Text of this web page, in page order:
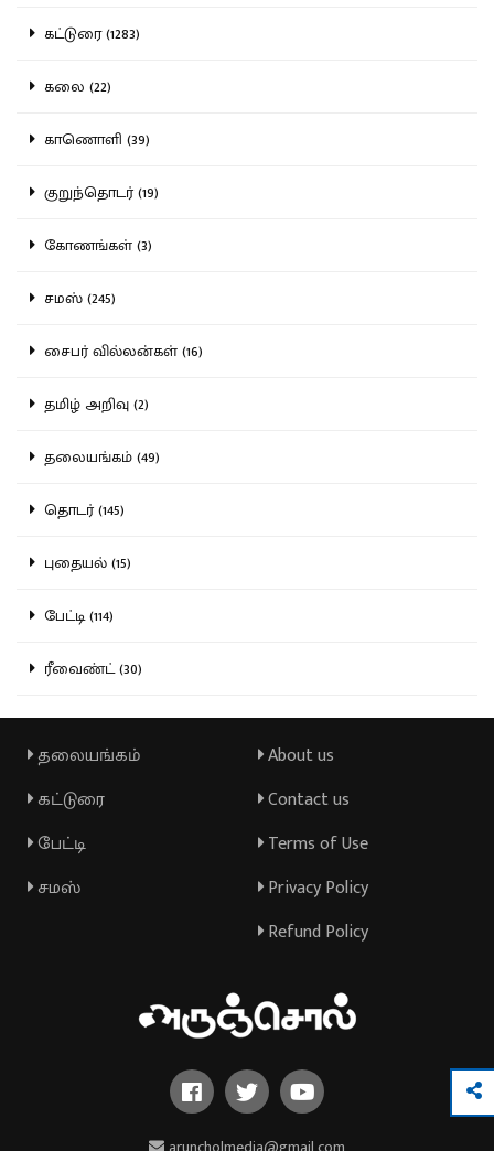
கட்டுரை (1283)
கலை (22)
காணொளி (39)
குறுந்தொடர் (19)
கோணங்கள் (3)
சமஸ் (245)
சைபர் வில்லன்கள் (16)
தமிழ் அறிவு (2)
தலையங்கம் (49)
தொடர் (145)
புதையல் (15)
பேட்டி (114)
ரீவைண்ட் (30)
தலையங்கம்
கட்டுரை
பேட்டி
சமஸ்
About us
Contact us
Terms of Use
Privacy Policy
Refund Policy